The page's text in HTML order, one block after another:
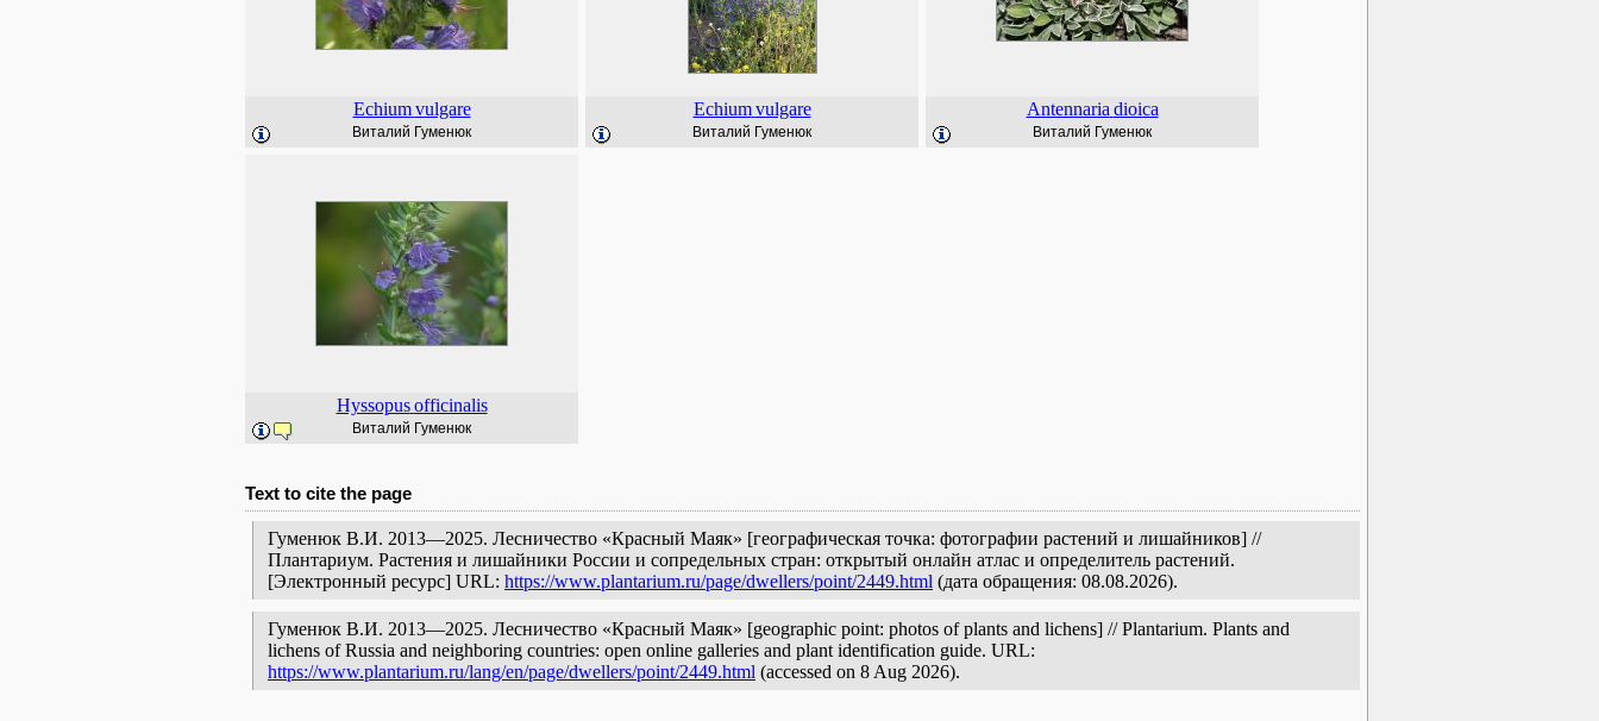
Echium vulgare
Виталий Гуменюк
Echium vulgare
Виталий Гуменюк
Antennaria dioica
Виталий Гуменюк
Hyssopus officinalis
Виталий Гуменюк
Text to cite the page
Гуменюк В.И. 2013—2025. Лесничество «Красный Маяк» [географическая точка: фотографии растений и лишайников] //
Плантариум. Растения и лишайники России и сопредельных стран: открытый онлайн атлас и определитель растений.
[Электронный ресурс] URL: https://www.plantarium.ru/page/dwellers/point/2449.html (дата обращения: 08.08.2026).
Гуменюк В.И. 2013—2025. Лесничество «Красный Маяк» [geographic point: photos of plants and lichens] // Plantarium. Plants and
lichens of Russia and neighboring countries: open online galleries and plant identification guide. URL:
https://www.plantarium.ru/lang/en/page/dwellers/point/2449.html (accessed on 8 Aug 2026).